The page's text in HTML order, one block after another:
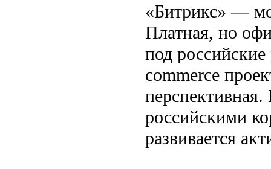
«Битрикс» —
Платная, но
под
commerce
российскими
развивается